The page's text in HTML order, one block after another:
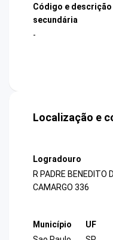
Código e
secundária
-
Localização e
Logradouro
R PADRE BENEDITO
CAMARGO 336
Município
UF